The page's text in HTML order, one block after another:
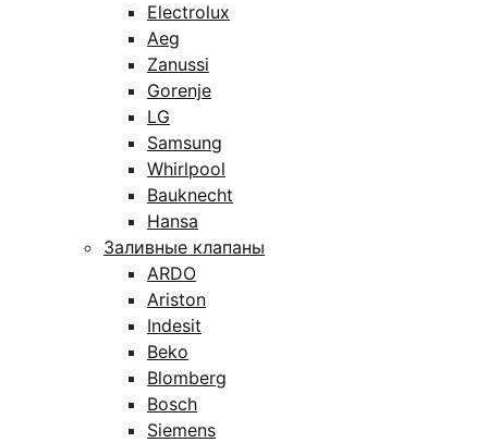
Electrolux
Aeg
Zanussi
Gorenje
LG
Samsung
Whirlpool
Bauknecht
Hansa
Заливные клапаны
ARDO
Ariston
Indesit
Beko
Blomberg
Bosch
Siemens